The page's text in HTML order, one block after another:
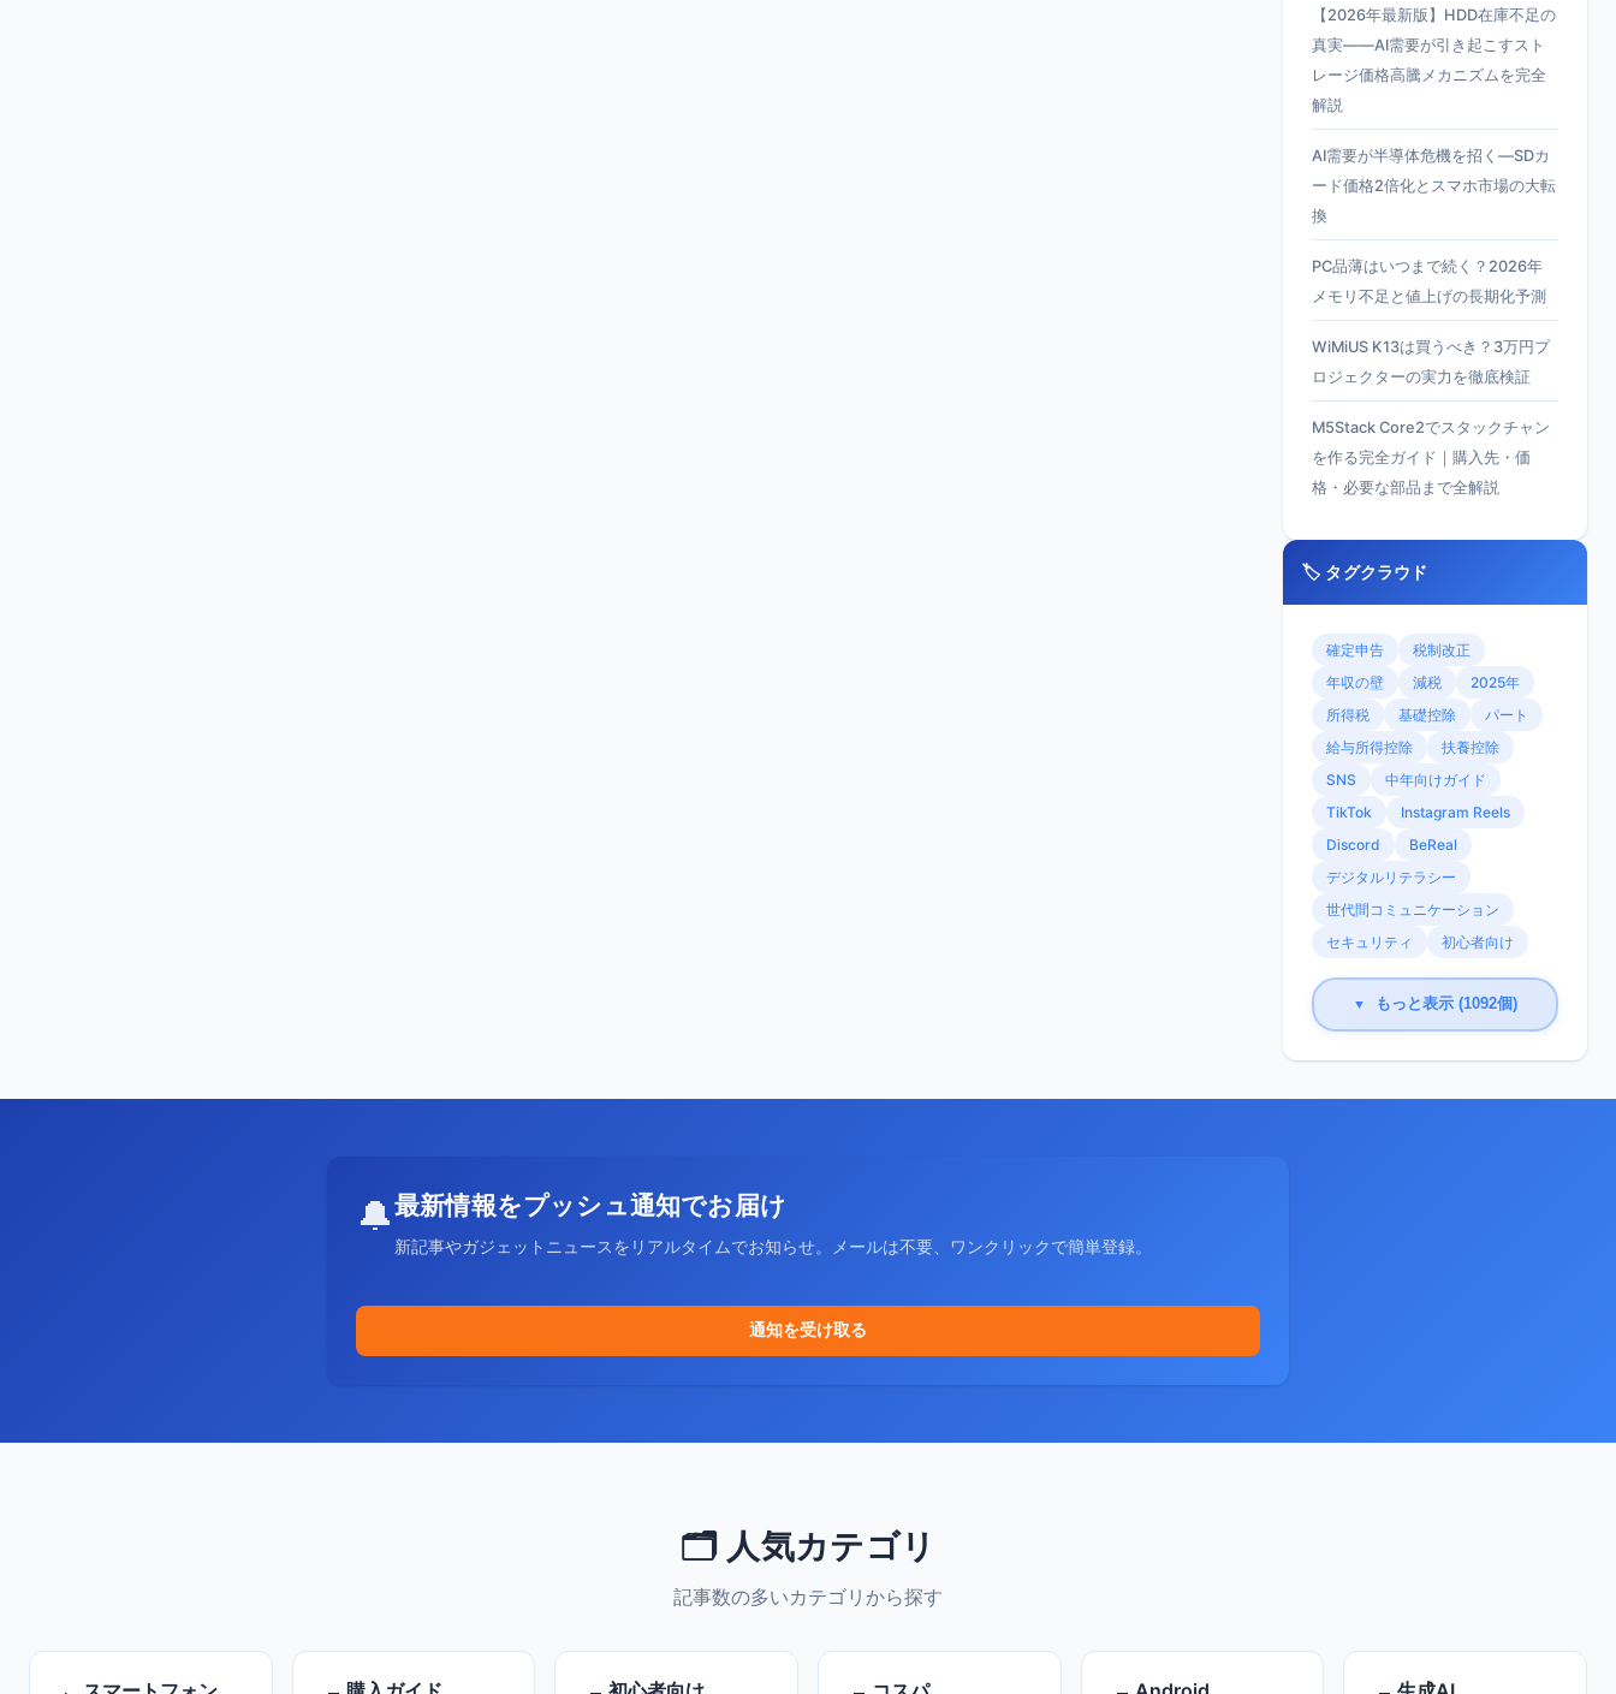
【2026年最新版】HDD在庫不足の
真実——AI需要が引き起こすスト
レージ価格高騰メカニズムを完全
解説
AI需要が半導体危機を招く—SDカ
ード価格2倍化とスマホ市場の大転
換
PC品薄はいつまで続く？2026年
メモリ不足と値上げの長期化予測
WiMiUS K13は買うべき？3万円プ
ロジェクターの実力を徹底検証
M5Stack Core2でスタックチャン
を作る完全ガイド｜購入先・価
格・必要な部品まで全解説
🏷️ タグクラウド
確定申告
税制改正
年収の壁
減税
2025年
所得税
基礎控除
パート
給与所得控除
扶養控除
SNS
中年向けガイド
TikTok
Instagram Reels
Discord
BeReal
デジタルリテラシー
世代間コミュニケーション
セキュリティ
初心者向け
▼ もっと表示 (1092個)
🔔最新情報をプッシュ通知でお届け
新記事やガジェットニュースをリアルタイムでお知らせ。メールは不要、ワンクリックで簡単登録。
通知を受け取る
🗂️ 人気カテゴリ
記事数の多いカテゴリから探す